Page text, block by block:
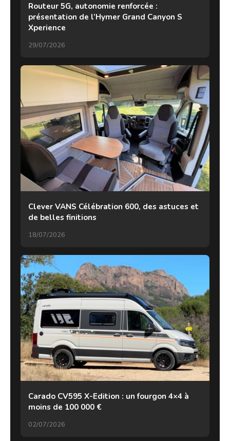
Routeur 5G, autonomie renforcée :
présentation de l’Hymer Grand Canyon S
Xperience
29/07/2026
Clever VANS Célébration 600, des astuces et
de belles finitions
18/07/2026
Carado CV595 X-Edition : un fourgon 4×4 à
moins de 100 000 €
02/07/2026